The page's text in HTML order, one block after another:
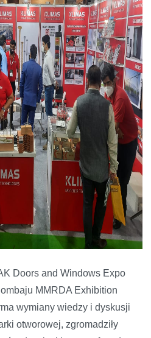
Doors and Windows Expo
MMRDA Exhibition
wymiany wiedzy i dyskusji
otworowej, zgromadziły